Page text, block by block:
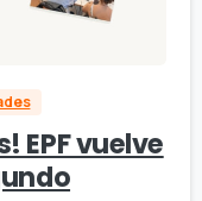
EPF vuelve